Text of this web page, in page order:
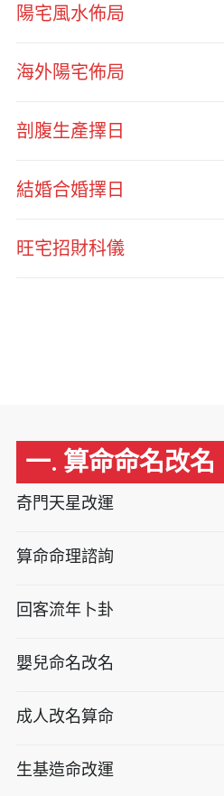
陽宅風水佈局
海外陽宅佈局
剖腹生產擇日
結婚合婚擇日
旺宅招財科儀
一. 算命命名改名
奇門天星改運
算命命理諮詢
回客流年卜卦
嬰兒命名改名
成人改名算命
生基造命改運